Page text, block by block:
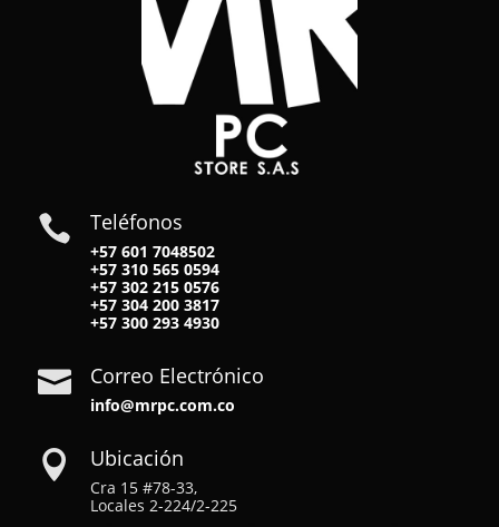
 Teléfonos
+57 601 7048502
+57310 565 0594
+57302 215 0576
+57304 200 3817
+57300 293 4930
 Correo Electrónico
info@mrpc.com.co
 Ubicación
Cra 15 #78-33,
Locales 2-224/2-225